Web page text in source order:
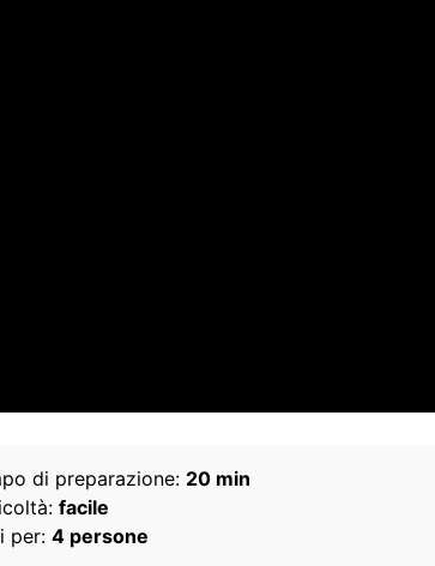
di preparazione: 20 min
facile
per: 4 persone